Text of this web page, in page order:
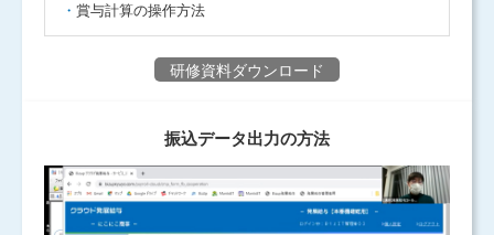
賞与計算の操作方法
研修資料ダウンロード
振込データ出力の方法